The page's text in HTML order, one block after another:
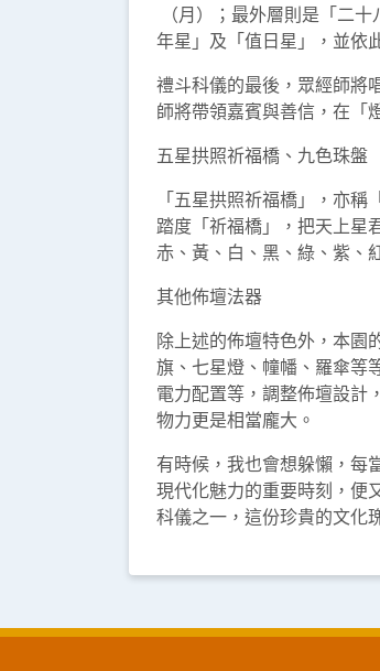
（月）；最外層則是「二
年星」及「值日星」，並依
禮斗科儀的最後，眾經師
師將帶領嘉賓與善信，在「
五星拱照祈福橋、九色珠盤
「五星拱照祈福橋」，亦
踏度「祈福橋」，把天上星
赤、黃、白、黑、綠、紫、
其他佈壇法器
除上述的佈壇特色外，本園
旗、七星燈、幢幡、羅傘等
電力配置等，調整佈壇設計
物力更是相當龐大。
有時候，我也會想躲懶，每
現代化魅力的重要時刻，便
科儀之一，這份珍貴的文化